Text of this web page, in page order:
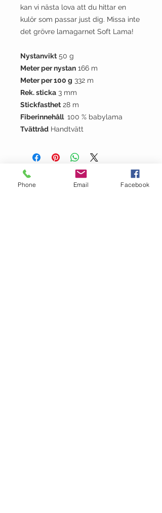
kan vi nästa lova att du hittar en
kulör som passar just dig. Missa inte
det grövre lamagarnet Soft Lama!
Nystanvikt50 g
Meter per nystan 166 m
Meter per 100 g 332 m
Rek. sticka 3 mm
Stickfasthet28 m
Fiberinnehåll 100 % babylama
Tvättråd Handtvätt
Phone Email Facebook